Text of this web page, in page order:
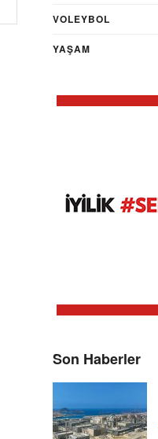
VOLEYBOL
YAŞAM
Son Haberler